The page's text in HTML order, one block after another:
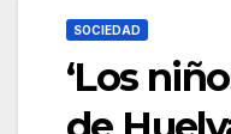
SOCIEDAD
‘Los